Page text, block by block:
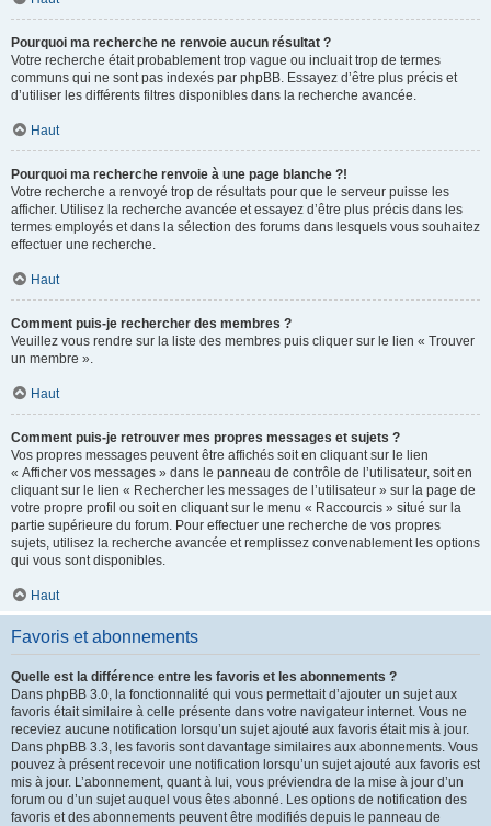
Pourquoi ma recherche ne renvoie aucun résultat ?
Votre recherche était probablement trop vague ou incluait trop de termes
communs qui ne sont pas indexés par phpBB. Essayez d’être plus précis et
d’utiliser les différents filtres disponibles dans la recherche avancée.
Haut
Pourquoi ma recherche renvoie à une page blanche ?!
Votre recherche a renvoyé trop de résultats pour que le serveur puisse les
afficher. Utilisez la recherche avancée et essayez d’être plus précis dans les
termes employés et dans la sélection des forums dans lesquels vous souhaitez
effectuer une recherche.
Haut
Comment puis-je rechercher des membres ?
Veuillez vous rendre sur la liste des membres puis cliquer sur le lien « Trouver
un membre ».
Haut
Comment puis-je retrouver mes propres messages et sujets ?
Vos propres messages peuvent être affichés soit en cliquant sur le lien
« Afficher vos messages » dans le panneau de contrôle de l’utilisateur, soit en
cliquant sur le lien « Rechercher les messages de l’utilisateur » sur la page de
votre propre profil ou soit en cliquant sur le menu « Raccourcis » situé sur la
partie supérieure du forum. Pour effectuer une recherche de vos propres
sujets, utilisez la recherche avancée et remplissez convenablement les options
qui vous sont disponibles.
Haut
Favoris et abonnements
Quelle est la différence entre les favoris et les abonnements ?
Dans phpBB 3.0, la fonctionnalité qui vous permettait d’ajouter un sujet aux
favoris était similaire à celle présente dans votre navigateur internet. Vous ne
receviez aucune notification lorsqu’un sujet ajouté aux favoris était mis à jour.
Dans phpBB 3.3, les favoris sont davantage similaires aux abonnements. Vous
pouvez à présent recevoir une notification lorsqu’un sujet ajouté aux favoris est
mis à jour. L’abonnement, quant à lui, vous préviendra de la mise à jour d’un
forum ou d’un sujet auquel vous êtes abonné. Les options de notification des
favoris et des abonnements peuvent être modifiés depuis le panneau de